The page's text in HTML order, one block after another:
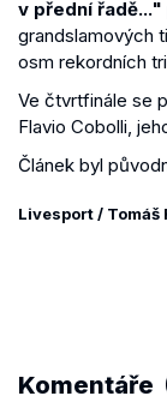
v přední řadě..."
grandslamových
osm rekordních
Ve čtvrtfinále se
Flavio Cobolli,
Článek byl
Livesport / Tomáš
Komentáře